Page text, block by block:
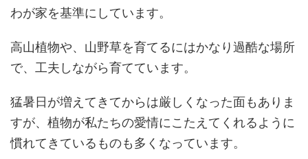
わが家を基準にしています。
高山植物や、山野草を育てるにはかなり過酷な場所
で、工夫しながら育てています。
猛暑日が増えてきてからは厳しくなった面もありま
すが、植物が私たちの愛情にこたえてくれるように
慣れてきているものも多くなっています。